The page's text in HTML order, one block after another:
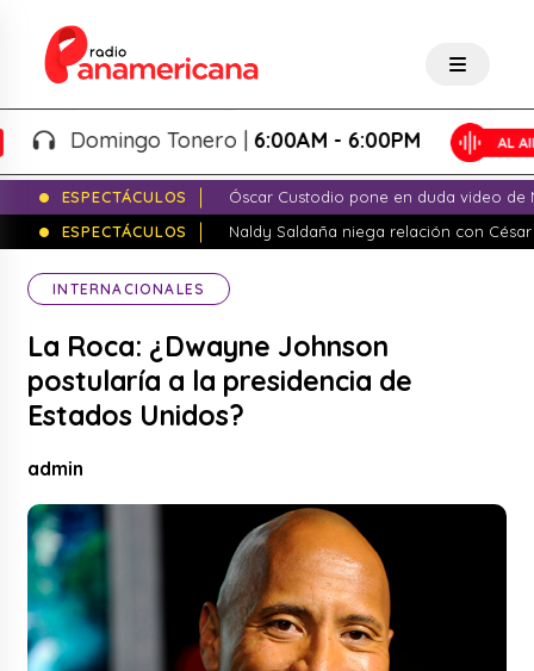
Domingo Tonero |6:00AM - 6:00PM
ESPECTÁCULOS
Óscar Custodio pone en duda video de
ESPECTÁCULOS
Naldy Saldaña niega relación con
INTERNACIONALES
La Roca: ¿Dwayne Johnson
postularía a la presidencia de
Estados Unidos?
admin